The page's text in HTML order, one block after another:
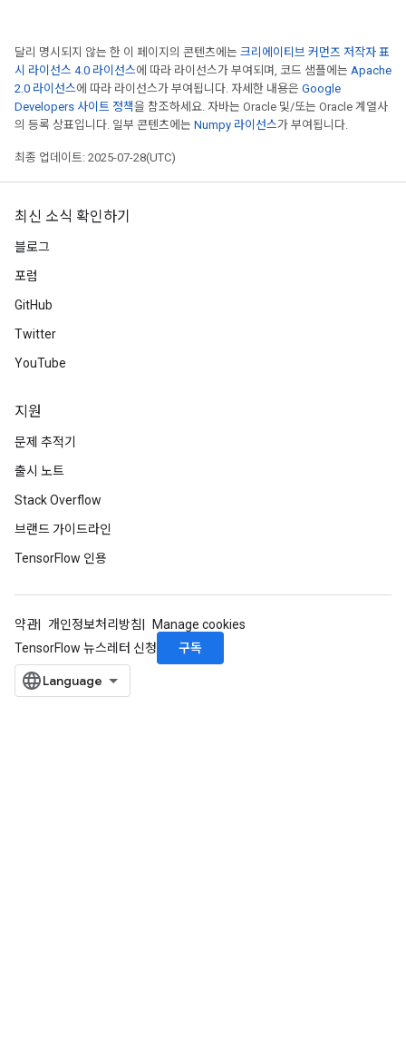
달리 명시되지 않는 한 이 페이지의 콘텐츠에는 크리에이티브 커먼즈 저작자 표
시 라이선스 4.0 라이선스에 따라 라이선스가 부여되며, 코드 샘플에는 Apache
2.0 라이선스에 따라 라이선스가 부여됩니다. 자세한 내용은 Google
Developers 사이트 정책을 참조하세요. 자바는 Oracle 및/또는 Oracle 계열사
의 등록 상표입니다. 일부 콘텐츠에는 Numpy 라이선스가 부여됩니다.
최종 업데이트: 2025-07-28(UTC)
최신 소식 확인하기
블로그
포럼
GitHub
Twitter
YouTube
지원
문제 추적기
출시 노트
Stack Overflow
브랜드 가이드라인
TensorFlow 인용
약관 개인정보처리방침
Manage cookies
TensorFlow 뉴스레터 신청
구독